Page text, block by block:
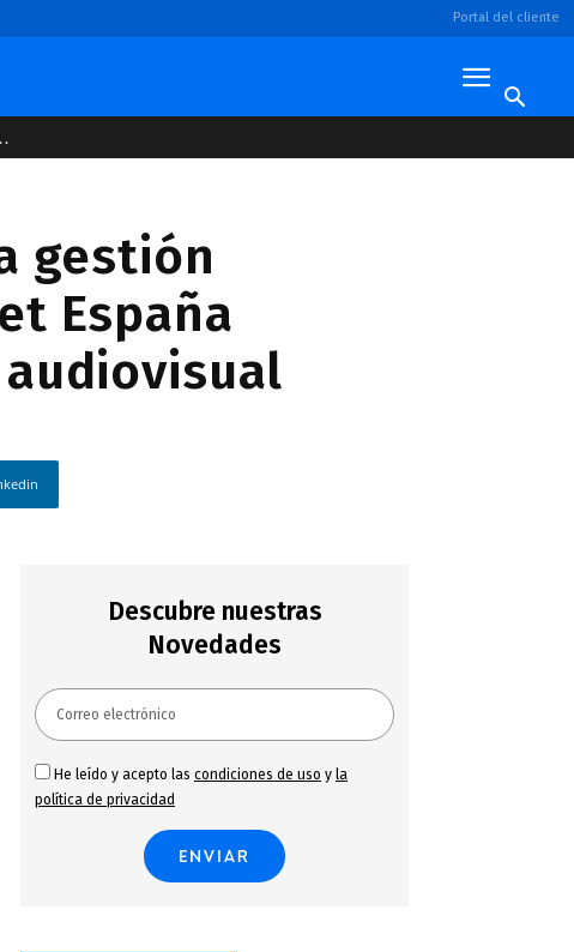
Portal del cliente
gestión
España
Descubre nuestras
Novedades
He leído y acepto las condiciones de uso y la
política de privacidad